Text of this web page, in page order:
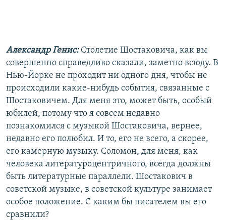
Александр Генис: Столетие Шостаковича, как вы
совершенно справедливо сказали, заметно всюду. В
Нью-Йорке не проходит ни одного дня, чтобы не
происходили какие-нибудь события, связанные с
Шостаковичем. Для меня это, может быть, особый
юбилей, потому что я совсем недавно
познакомился с музыкой Шостаковича, вернее,
недавно его полюбил. И то, его не всего, а скорее,
его камерную музыку. Соломон, для меня, как
человека литературоцентричного, всегда должны
быть литературные параллели. Шостакович в
советской музыке, в советской культуре занимает
особое положение. С каким бы писателем вы его
сравнили?